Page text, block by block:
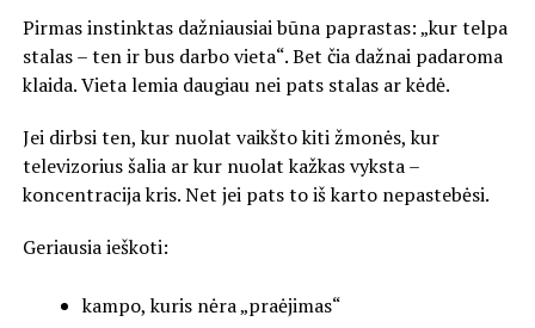
Pirmas instinktas dažniausiai būna paprastas: „kur telpa
stalas – ten ir bus darbo vieta“. Bet čia dažnai padaroma
klaida. Vieta lemia daugiau nei pats stalas ar kėdė.
Jei dirbsi ten, kur nuolat vaikšto kiti žmonės, kur
televizorius šalia ar kur nuolat kažkas vyksta –
koncentracija kris. Net jei pats to iš karto nepastebėsi.
Geriausia ieškoti:
kampo, kuris nėra „praėjimas“